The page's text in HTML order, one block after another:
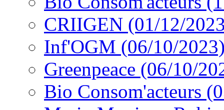
CRIIGEN (01/12/
Inf'OGM (06/10/
Greenpeace (06/10/
Bio Consom'acteurs